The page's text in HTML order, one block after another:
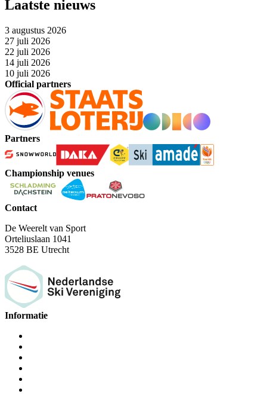
Laatste nieuws
3 augustus 2026
27 juli 2026
22 juli 2026
14 juli 2026
10 juli 2026
Official partners
Partners
Championship venues
Contact
De Weerelt van Sport
Orteliuslaan 1041
3528 BE Utrecht
Informatie